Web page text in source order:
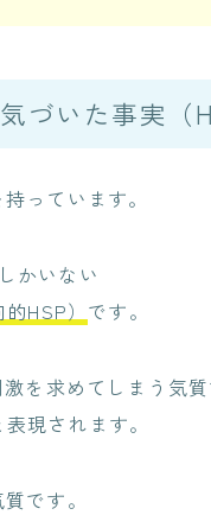
づいた事実（
っています。
かいない
HSP） です。
を求めてしまう気
表現されます。
です。